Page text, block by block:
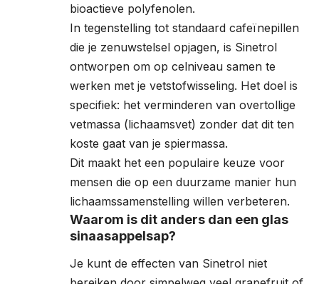
bioactieve polyfenolen.
In tegenstelling tot standaard cafeïnepillen
die je zenuwstelsel opjagen, is Sinetrol
ontworpen om op celniveau samen te
werken met je vetstofwisseling. Het doel is
specifiek: het verminderen van overtollige
vetmassa (lichaamsvet) zonder dat dit ten
koste gaat van je spiermassa.
Dit maakt het een populaire keuze voor
mensen die op een duurzame manier hun
lichaamssamenstelling willen verbeteren.
Waarom is dit anders dan een glas
sinaasappelsap?
Je kunt de effecten van Sinetrol niet